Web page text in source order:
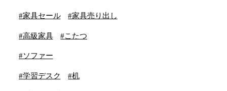
#家具セール #家具売り出し
#高級家具 #こたつ
#ソファー
#学習デスク #机